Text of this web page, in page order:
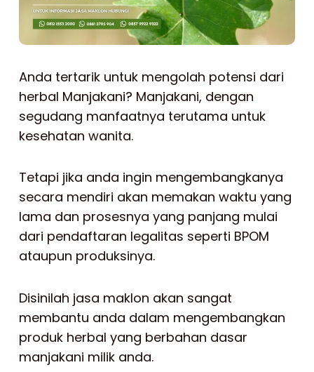
Anda tertarik untuk mengolah potensi dari
herbal Manjakani? Manjakani, dengan
segudang manfaatnya terutama untuk
kesehatan wanita.
Tetapi jika anda ingin mengembangkanya
secara mendiri akan memakan waktu yang
lama dan prosesnya yang panjang mulai
dari pendaftaran legalitas seperti BPOM
ataupun produksinya.
Disinilah jasa maklon akan sangat
membantu anda dalam mengembangkan
produk herbal yang berbahan dasar
manjakani milik anda.